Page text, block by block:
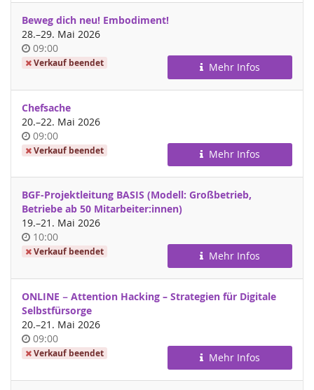
Beweg dich neu! Embodiment!
28.–bis
29. Mai 2026
Uhrzeit
09:00
Verkauf beendet Mehr Infos
Chefsache
20.–bis
22. Mai 2026
Uhrzeit
09:00
Verkauf beendet Mehr Infos
BGF-Projektleitung BASIS (Modell: Großbetrieb,
Betriebe ab 50 Mitarbeiter:innen)
19.–bis
21. Mai 2026
Uhrzeit
10:00
Verkauf beendet Mehr Infos
ONLINE − Attention Hacking – Strategien für Digitale
Selbstfürsorge
20.–bis
21. Mai 2026
Uhrzeit
09:00
Verkauf beendet Mehr Infos